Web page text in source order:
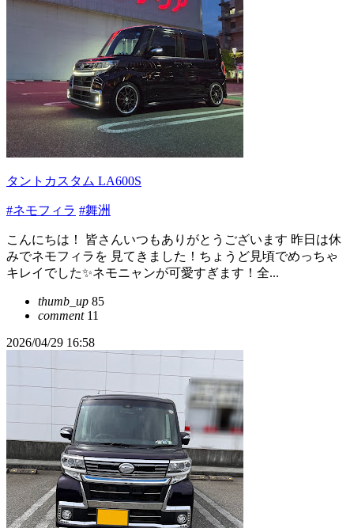
タントカスタム LA600S
#ネモフィラ #舞洲
こんにちは！ 皆さんいつもありがとうございます 昨日は休
みでネモフィラを 見てきました！ちょうど見頃でめっちゃ
キレイでした✨ネモニャンが可愛すぎます！全...
thumb_up 85
comment11
2026/04/29 16:58